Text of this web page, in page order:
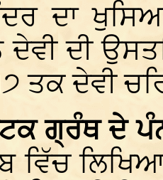
ਦਾ
ਦੀ
ਤਕ ਦੇਵੀ
ਗ੍ਰੰਥ ਦੇ
ਵਿੱਚ